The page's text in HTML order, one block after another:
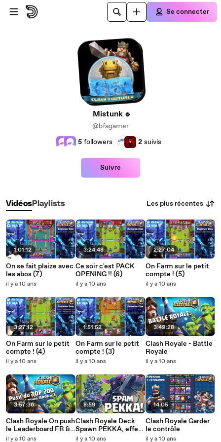
Passer au contenu principal
Se connecter
Mistunk
@bfagamer
5 followers 2 suivis
Suivre
VidéosPlaylists Les plus récentes
1:01:12
On se fait plaize avec
les abos (7)
il y a 10 ans
3:27:12
On Farm sur le petit
compte ! (4)
il y a 10 ans
3:57:36
Clash Royale On push
le Leaderboard FR &
Tournoi pour Kikous !
il y a 10 ans
3:24:48
Ce soir c'est PACK
OPENING !! (6)
il y a 10 ans
1:51:52
On Farm sur le petit
compte ! (3)
il y a 10 ans
8:59
Clash Royale Deck
Spawn PEKKA, effet
de SURPRISE !
il y a 10 ans
2:27:04
On Farm sur le petit
compte ! (5)
il y a 10 ans
3:49:28
Clash Royale - Battle
Royale
il y a 10 ans
14:05
Clash Royale Garder
le contrôle
il y a 10 ans